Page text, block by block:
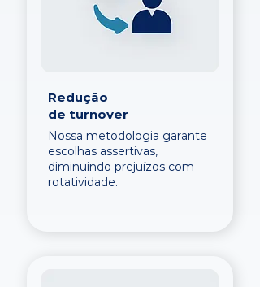
Redução
de turnover
Nossa metodologia garante
escolhas assertivas,
diminuindo prejuízos com
rotatividade.